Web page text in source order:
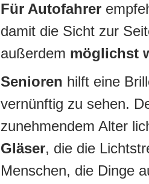
Für Autofahrer
damit die Sicht zur
außerdem möglichst
Senioren hilft eine
vernünftig zu sehen.
zunehmendem Alter
Gläser, die die
Menschen, die Dinge